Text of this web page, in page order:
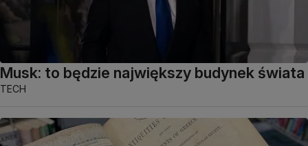
Musk: to będzie największy budynek świata
TECH